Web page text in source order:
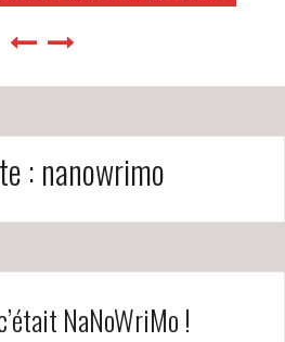
:nanowrimo
NaNoWriMo !